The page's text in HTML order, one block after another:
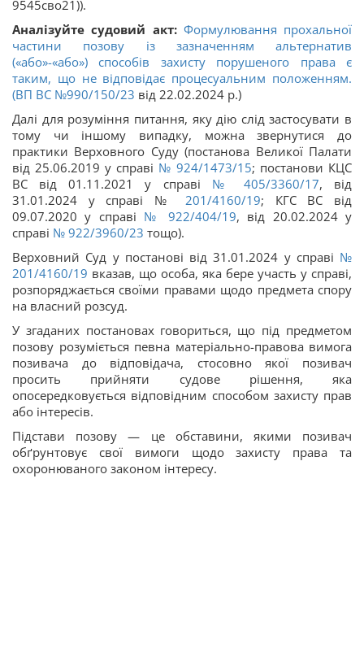
9545сво21)).
Аналізуйте судовий акт: Формулювання прохальної
частини позову із зазначенням альтернатив
(«або»-«або») способів захисту порушеного права є
таким, що не відповідає процесуальним положенням.
(ВП ВС №990/150/23 від 22.02.2024 р.)
Далі для розуміння питання, яку дію слід застосувати в
тому чи іншому випадку, можна звернутися до
практики Верховного Суду (постанова Великої Палати
від 25.06.2019 у справі № 924/1473/15; постанови КЦС
ВС від 01.11.2021 у справі № 405/3360/17, від
31.01.2024 у справі №201/4160/19; КГС ВС від
09.07.2020 у справі № 922/404/19, від 20.02.2024 у
справі № 922/3960/23 тощо).
Верховний Суд у постанові від 31.01.2024 у справі №
201/4160/19 вказав, що особа, яка бере участь у справі,
розпоряджається своїми правами щодо предмета спору
на власний розсуд.
У згаданих постановах говориться, що під предметом
позову розуміється певна матеріально-правова вимога
позивача до відповідача, стосовно якої позивач
просить прийняти судове рішення, яка
опосередковується відповідним способом захисту прав
або інтересів.
Підстави позову — це обставини, якими позивач
обґрунтовує свої вимоги щодо захисту права та
охоронюваного законом інтересу.